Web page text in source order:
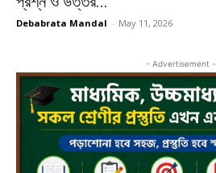
Debabrata Mandal - May 11, 2026
- Advertisement -